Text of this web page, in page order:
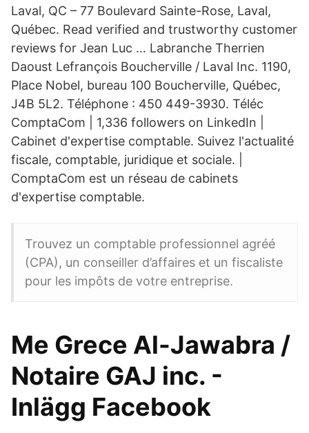
Laval, QC – 77 Boulevard Sainte-Rose, Laval,
Québec. Read verified and trustworthy customer
reviews for Jean Luc … Labranche Therrien
Daoust Lefrançois Boucherville / Laval Inc. 1190,
Place Nobel, bureau 100 Boucherville, Québec,
J4B 5L2. Téléphone : 450 449-3930. Téléc
ComptaCom | 1,336 followers on LinkedIn |
Cabinet d'expertise comptable. Suivez l'actualité
fiscale, comptable, juridique et sociale. |
ComptaCom est un réseau de cabinets
d'expertise comptable.
Trouvez un comptable professionnel agréé
(CPA), un conseiller d’affaires et un fiscaliste
pour les impôts de votre entreprise.
Me Grece Al-Jawabra /
Notaire GAJ inc. -
Inlägg Facebook